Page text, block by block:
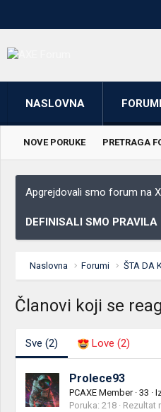
NASLOVNA FORUMI
NOVE PORUKE PRETRAGA
Apgrejdovali smo forum na
DEFINISALI SMO
Naslovna Forumi ŠTA DA
Članovi koji se
Sve (2) Love (2)
Prolece93
PCAXE Member · 33 ·
Poruka 218 Rezultat